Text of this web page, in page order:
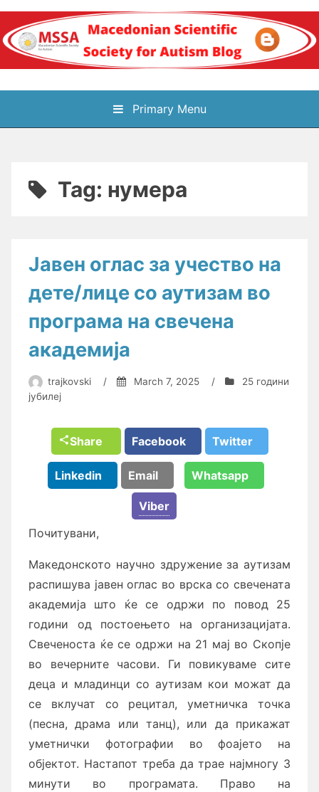
Skip
content
Блог на
Македонското научно
здружение за
Primary Menu
Tag: нумера
Јавен оглас за учество на
дете/лице со аутизам во
програма на свечена
академија
trajkovski / March 7, 2025 /
25 години
јубилеј
Share Facebook Twitter
Linkedin Email Whatsapp
Viber
Почитувани,
Македонското научно здружение за аутизам
распишува јавен оглас во врска со свечената
академија што ќе се одржи по повод 25
години од постоењето на организацијата.
Свеченоста ќе се одржи на 21 мај во Скопје
во вечерните часови. Ги повикуваме сите
деца и младинци со аутизам кои можат да
се вклучат со рецитал, уметничка точка
(песна, драма или танц), или да прикажат
уметнички фотографии во фоајето на
објектот. Настапот треба да трае најмногу 3
минути во програмата. Право на